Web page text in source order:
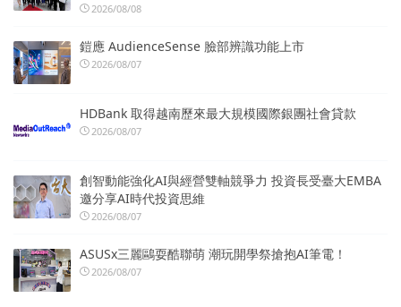
2026/08/08
鎧應 AudienceSense 臉部辨識功能上市
2026/08/07
HDBank 取得越南歷來最大規模國際銀團社會貸款
2026/08/07
創智動能強化AI與經營雙軸競爭力 投資長受臺大EMBA
邀分享AI時代投資思維
2026/08/07
ASUSx三麗鷗耍酷聯萌 潮玩開學祭搶抱AI筆電！
2026/08/07